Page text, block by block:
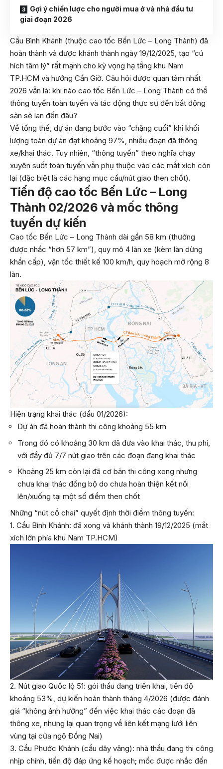
Gợi ý chiến lược cho người mua ở và nhà đầu tư
giai đoạn 2026
Cầu Bình Khánh (thuộc cao tốc Bến Lức – Long Thành) đã
hoàn thành và được khánh thành ngày 19/12/2025, tạo “cú
hích tâm lý” rất mạnh cho kỳ vọng hạ tầng khu Nam
TP.HCM và hướng Cần Giờ. Câu hỏi được quan tâm nhất
2026 vẫn là: khi nào cao tốc Bến Lức – Long Thành có thể
thông tuyến toàn tuyến và tác động thực sự đến bất động
sản sẽ lan đến đâu?
Về tổng thể, dự án đang bước vào “chặng cuối” khi khối
lượng toàn dự án đạt khoảng 97%, nhiều đoạn đã thông
xe/khai thác. Tuy nhiên, “thông tuyến” theo nghĩa chạy
xuyên suốt toàn tuyến vẫn phụ thuộc vào các mắt xích còn
lại (đặc biệt là các hạng mục cầu/nút giao then chốt).
Tiến độ cao tốc Bến Lức – Long
Thành 02/2026 và mốc thông
tuyến dự kiến
Cao tốc Bến Lức – Long Thành dài gần 58 km (thường
được nhắc “hơn 57 km”), quy mô 4 làn xe (kèm làn dừng
khẩn cấp), vận tốc thiết kế 100 km/h, quy hoạch mở rộng 8
làn.
Hiện trạng khai thác (đầu 01/2026):
Dự án đã hoàn thành thi công khoảng 55 km
Trong đó có khoảng 30 km đã đưa vào khai thác, thu phí,
với đầy đủ 7/7 nút giao trên các đoạn đang khai thác
Khoảng 25 km còn lại đã cơ bản thi công xong nhưng
chưa khai thác đồng bộ do chưa hoàn thiện kết nối
lên/xuống tại một số điểm then chốt
Những “nút cổ chai” quyết định thời điểm thông tuyến:
1. Cầu Bình Khánh: đã xong và khánh thành 19/12/2025 (mắt
xích lớn phía khu Nam TP.HCM)
2. Nút giao Quốc lộ 51: gói thầu đang triển khai, tiến độ
khoảng 53%, dự kiến hoàn thành tháng 4/2026 (được đánh
giá “không ảnh hưởng” đến việc khai thác các đoạn đã
thông xe, nhưng lại quan trọng về liên kết mạng lưới liên
vùng tại cửa ngõ Đồng Nai)
3. Cầu Phước Khánh (cầu dây văng): nhà thầu đang thi công
nhịp chính, tiến độ đáp ứng kế hoạch; mốc được nhắc đến